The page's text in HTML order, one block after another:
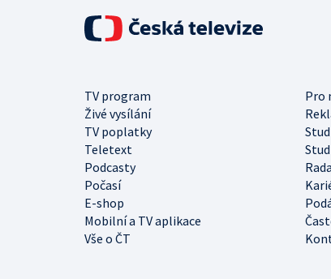
TV program
Pro
Živé vysílání
TV poplatky
Teletext
Podcasty
Počasí
E-shop
Mobilní a TV aplikace
Vše o ČT